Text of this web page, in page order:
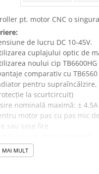
Arduino
OLED
pt. motor CNC o
de lucru DC 10-45V.
cuplajului optic de
noului cip
comparativ cu
pentru
la scurtcircuit)
nominală maximă: ± 4.5A
motor pas cu pas mic
sau șase fire
la 16 segmente.
82 * 50 * 35mm
MAI MULT